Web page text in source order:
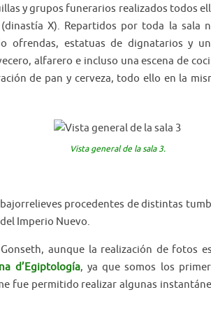
y grupos funerarios realizados todos
X). Repartidos por toda la sala
ofrendas, estatuas de dignatarios y
alfarero e incluso una escena de
de pan y cerveza, todo ello en la
Vista general de la sala 3.
procedentes de distintas
Imperio Nuevo.
aunque la realización de fotos
d’Egiptología, ya que somos los
fue permitido realizar algunas